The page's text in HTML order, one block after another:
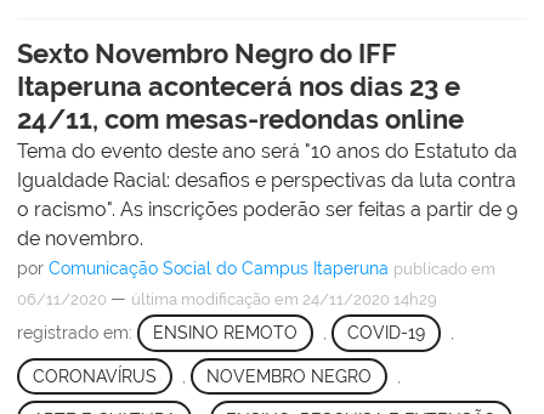
Sexto Novembro Negro do IFF
Itaperuna acontecerá nos dias 23 e
24/11, com mesas-redondas online
Tema do evento deste ano será "10 anos do Estatuto da
Igualdade Racial: desafios e perspectivas da luta contra
o racismo". As inscrições poderão ser feitas a partir de 9
de novembro.
por Comunicação Social do Campus Itaperuna publicado em
06/11/2020 — última modificação em 24/11/2020 14h29
registrado em: ENSINO REMOTO , COVID-19 ,
CORONAVÍRUS NOVEMBRO NEGRO